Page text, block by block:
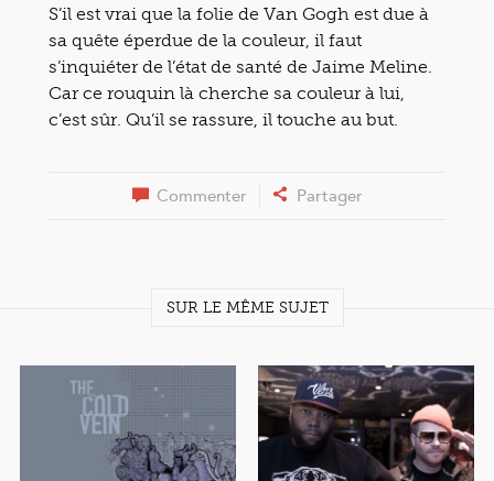
S’il est vrai que la folie de Van Gogh est due à
sa quête éperdue de la couleur, il faut
s’inquiéter de l’état de santé de Jaime Meline.
Car ce rouquin là cherche sa couleur à lui,
c’est sûr. Qu’il se rassure, il touche au but.
Commenter Partager
SUR LE MÊME SUJET